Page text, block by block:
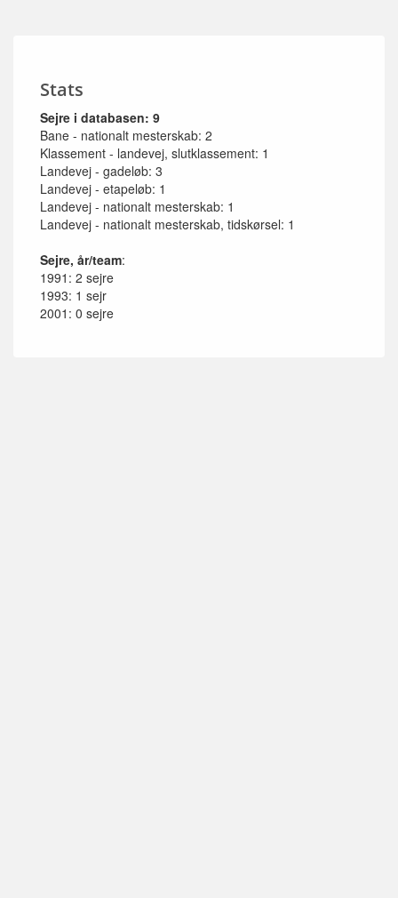
Stats
Sejre i databasen: 9
Bane - nationalt mesterskab: 2
Klassement - landevej, slutklassement: 1
Landevej - gadeløb: 3
Landevej - etapeløb: 1
Landevej - nationalt mesterskab: 1
Landevej - nationalt mesterskab, tidskørsel: 1
Sejre, år/team:
1991: 2 sejre
1993: 1 sejr
2001: 0 sejre